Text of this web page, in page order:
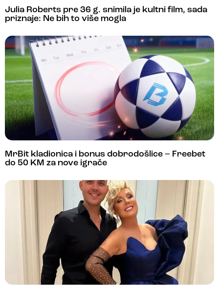
Julia Roberts pre 36 g. snimila je kultni film, sada
priznaje: Ne bih to više mogla
MrBit kladionica i bonus dobrodošlice – Freebet
do 50 KM za nove igrače